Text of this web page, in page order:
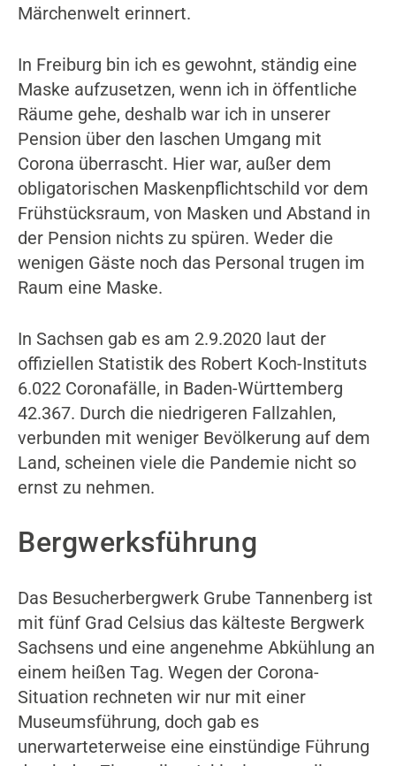
Märchenwelt erinnert.
In Freiburg bin ich es gewohnt, ständig eine
Maske aufzusetzen, wenn ich in öffentliche
Räume gehe, deshalb war ich in unserer
Pension über den laschen Umgang mit
Corona überrascht. Hier war, außer dem
obligatorischen Maskenpflichtschild vor dem
Frühstücksraum, von Masken und Abstand in
der Pension nichts zu spüren. Weder die
wenigen Gäste noch das Personal trugen im
Raum eine Maske.
In Sachsen gab es am 2.9.2020 laut der
offiziellen Statistik des Robert Koch-Instituts
6.022 Coronafälle, in Baden-Württemberg
42.367. Durch die niedrigeren Fallzahlen,
verbunden mit weniger Bevölkerung auf dem
Land, scheinen viele die Pandemie nicht so
ernst zu nehmen.
Bergwerksführung
Das Besucherbergwerk Grube Tannenberg ist
mit fünf Grad Celsius das kälteste Bergwerk
Sachsens und eine angenehme Abkühlung an
einem heißen Tag. Wegen der Corona-
Situation rechneten wir nur mit einer
Museumsführung, doch gab es
unerwarteterweise eine einstündige Führung